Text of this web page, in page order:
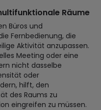
Räume
Büros und
Fernbedienung, die
Aktivität anzupassen.
Meeting oder eine
nicht dasselbe
oder
hilft, den
des Raums zu
eingreifen zu müssen.